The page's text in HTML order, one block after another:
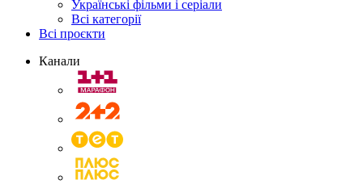
Українські фільми і серіали
Всі категорії
Всі проєкти
Канали